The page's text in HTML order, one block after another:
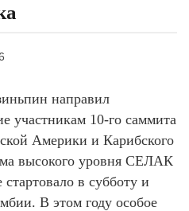
направил
участникам 10‑го саммита
Америки и Карибского
высокого уровня СЕЛАК
в субботу и
В этом году особое